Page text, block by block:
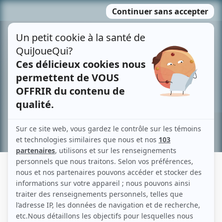
MENU
contenu
Recherche avancée »
MARIE-PHILIPPE CHÂTILLON
Liens
Fiche de Marie-Philippe Châtillon sur Showbizz.net